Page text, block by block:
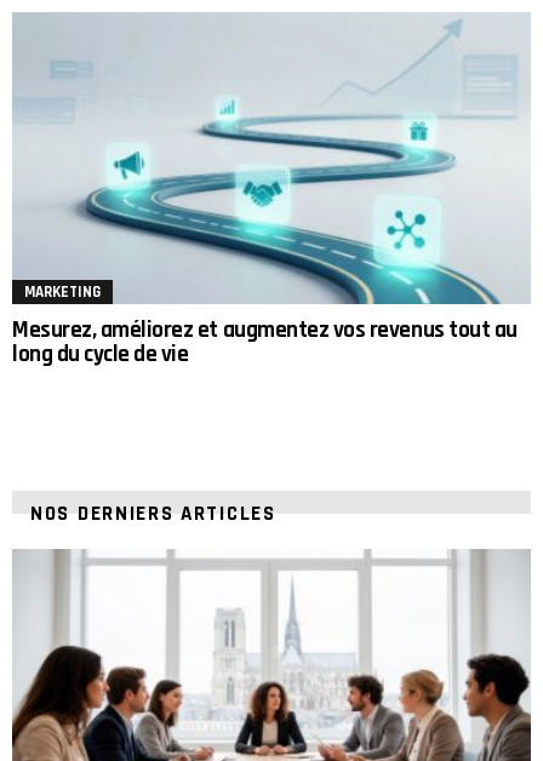
MARKETING
Mesurez, améliorez et augmentez vos revenus tout au
long du cycle de vie
NOS DERNIERS ARTICLES